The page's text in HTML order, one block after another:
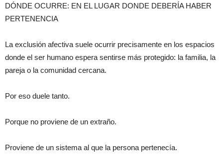
DÓNDE OCURRE: EN EL LUGAR DONDE DEBERÍA HABER
PERTENENCIA
La exclusión afectiva suele ocurrir precisamente en los espacios
donde el ser humano espera sentirse más protegido: la familia, la
pareja o la comunidad cercana.
Por eso duele tanto.
Porque no proviene de un extraño.
Proviene de un sistema al que la persona pertenecía.